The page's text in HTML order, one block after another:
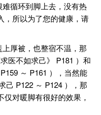
循环到脚上去，没有热
，所以为了您的健康，请
厚被，也整宿不温，那
医不如求己》 P181 ）和
～ P161 ），当然能
己 P122 ～ P124 ），那
对暖脚有很好的效果，